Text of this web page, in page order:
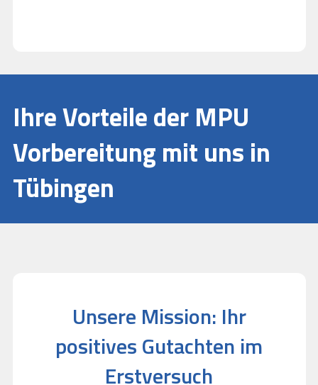
Ihre Vorteile der MPU
Vorbereitung mit uns in
Tübingen
Unsere Mission: Ihr
positives Gutachten im
Erstversuch